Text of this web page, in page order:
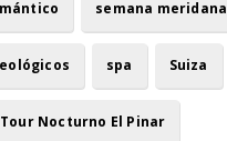
semana meridana
spa Suiza
Tour Nocturno El Pinar